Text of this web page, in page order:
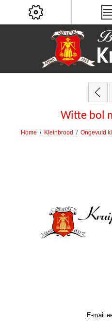
Witte bol
Home / Kleinbrood / Ongevuld